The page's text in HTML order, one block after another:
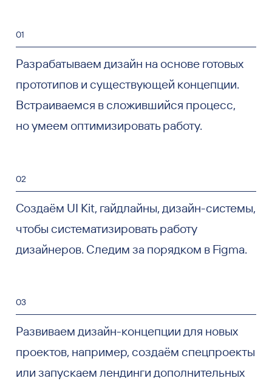
01
Разрабатываем дизайн на основе готовых
прототипов и существующей концепции.
Встраиваемся в сложившийся процесс,
но умеем оптимизировать работу.
02
Создаём UI Kit, гайдлайны, дизайн-системы,
чтобы систематизировать работу
дизайнеров. Следим за порядком в Figma.
03
Развиваем дизайн-концепции для новых
проектов, например, создаём спецпроекты
или запускаем лендинги дополнительных